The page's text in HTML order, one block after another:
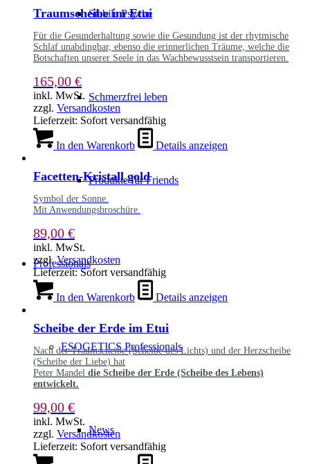
Stabile Psyche
Schmerzfrei leben
Produkte für Friends
Professionals
ESOGETICS Professionals
News
Traumscheibe im Etui
Für die Gesunderhaltung sowie die Gesundung ist der rhytmische
Schlaf unabdingbar, ebenso die erinnerlichen Träume, welche die
Botschaften unserer Seele in das Wachbewusstsein transportieren.
165,00 €
inkl. MwSt.
zzgl. Versandkosten
Lieferzeit: Sofort versandfähig
In den Warenkorb Details anzeigen
Facetten-Kristall gold
Symbol der Sonne.
Mit Anwendungsbroschüre.
89,00 €
inkl. MwSt.
zzgl.Versandkosten
Lieferzeit:Sofort versandfähig
In den Warenkorb Details anzeigen
Scheibe der Erde im Etui
Nach der Traumscheibe (Scheibe des Lichts) und der Herzscheibe
(Scheibe der Liebe) hat
Peter Mandel die Scheibe der Erde (Scheibe des Lebens)
entwickelt.
99,00 €
inkl. MwSt.
zzgl. Versandkosten
Lieferzeit: Sofort versandfähig